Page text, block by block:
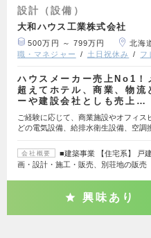
設計（設備）
大和ハウス工業株式会社
500万円 ～ 799万円 北海
職・マネジャー
土日祝休み フ
ハウスメーカー売上No1！
超えてホテル、商業、物流
ーや建設会社としも売上…
ご経験に応じて、商業施設やオフィ
どの電気設備、給排水衛生設備、空
会社概要
■建築事業 【住宅系】 戸
画・設計・施工・販売、別荘地の販
興味あり